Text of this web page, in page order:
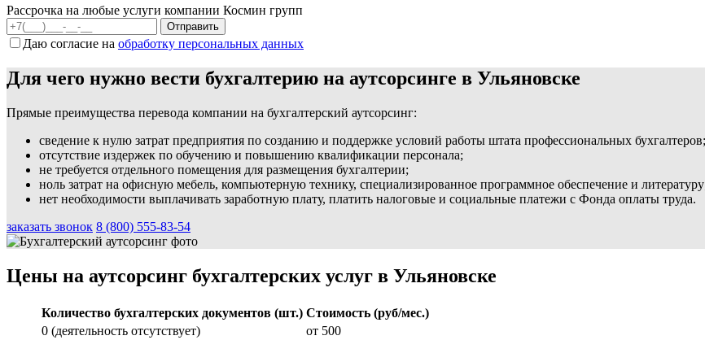
Рассрочка на любые услуги компании Космин групп
Даю согласие на обработку персональных данных
Для чего нужно вести бухгалтерию на аутсорсинге в Ульяновске
Прямые преимущества перевода компании на бухгалтерский аутсорсинг:
сведение к нулю затрат предприятия по созданию и поддержке условий работы штата профессиональных бухгалтеров;
отсутствие издержек по обучению и повышению квалификации персонала;
не требуется отдельного помещения для размещения бухгалтерии;
ноль затрат на офисную мебель, компьютерную технику, специализированное программное обеспечение и
нет необходимости выплачивать заработную плату, платить налоговые и социальные платежи с Фонда оплаты труда.
заказать звонок 8 (800) 555-83-54
Цены на аутсорсинг бухгалтерских услуг в Ульяновске
Количество бухгалтерских документов (шт.) Стоимость (руб/мес.)
0 (деятельность отсутствует)
от 500